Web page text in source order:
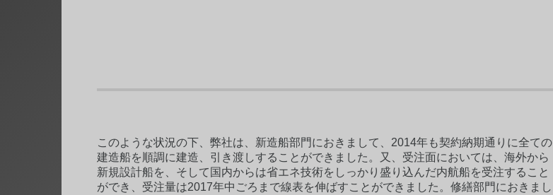
このような状況の下、弊社は、新造船部門におきまして、2014年も契約納期通りに全ての
建造船を順調に建造、引き渡しすることができました。又、受注面においては、海外から
新規設計船を、そして国内からは省エネ技術をしっかり盛り込んだ内航船を受注すること
ができ、受注量は2017年中ごろまで線表を伸ばすことができました。修繕部門におきまし